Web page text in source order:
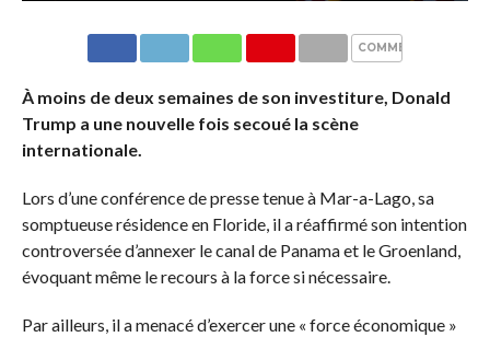
COMMENTAIRES
À moins de deux semaines de son investiture, Donald
Trump a une nouvelle fois secoué la scène
internationale.
Lors d’une conférence de presse tenue à Mar-a-Lago, sa
somptueuse résidence en Floride, il a réaffirmé son intention
controversée d’annexer le canal de Panama et le Groenland,
évoquant même le recours à la force si nécessaire.
Par ailleurs, il a menacé d’exercer une « force économique »